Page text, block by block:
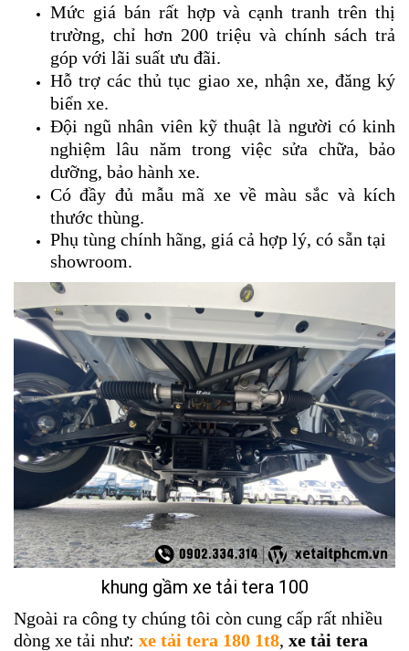
Mức giá bán rất hợp và cạnh tranh trên thị
trường, chỉ hơn 200 triệu và chính sách trả
góp với lãi suất ưu đãi.
Hỗ trợ các thủ tục giao xe, nhận xe, đăng ký
biển xe.
Đội ngũ nhân viên kỹ thuật là người có kinh
nghiệm lâu năm trong việc sửa chữa, bảo
dưỡng, bảo hành xe.
Có đầy đủ mẫu mã xe về màu sắc và kích
thước thùng.
Phụ tùng chính hãng, giá cả hợp lý, có sẵn tại
showroom.
khung gầm xe tải tera 100
Ngoài ra công ty chúng tôi còn cung cấp rất nhiều
dòng xe tải như: xe tải tera 180 1t8, xe tải tera